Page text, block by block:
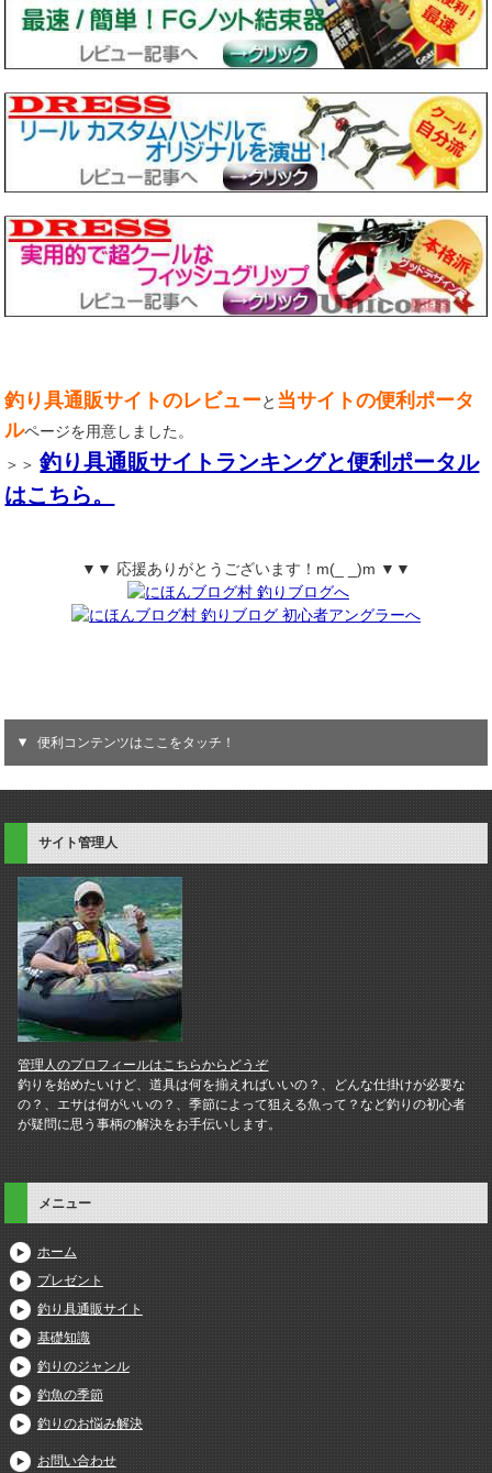
釣り具通販サイトのレビューと 当サイトの便利ポータ
ルページを用意しました。
＞＞釣り具通販サイトランキングと便利ポータル
はこちら。
▼▼ 応援ありがとうございます！m(_ _)m ▼▼
便利コンテンツはここをタッチ！
サイト管理人
管理人のプロフィールはこちらからどうぞ
釣りを始めたいけど、道具は何を揃えればいいの？、どんな仕掛けが必要な
の？、エサは何がいいの？、季節によって狙える魚って？など釣りの初心者
が疑問に思う事柄の解決をお手伝いします。
メニュー
ホーム
プレゼント
釣り具通販サイト
基礎知識
釣りのジャンル
釣魚の季節
釣りのお悩み解決
お問い合わせ